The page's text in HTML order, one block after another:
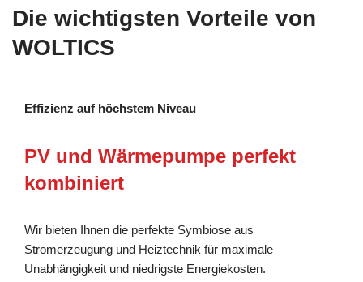
Die wichtigsten Vorteile von
WOLTICS
Effizienz auf höchstem Niveau
PV und Wärmepumpe perfekt
kombiniert
Wir bieten Ihnen die perfekte Symbiose aus
Stromerzeugung und Heiztechnik für maximale
Unabhängigkeit und niedrigste Energiekosten.